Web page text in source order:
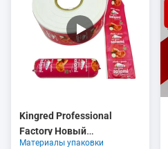
Kingred Professional
Factory Новый
полиамидный колбасный
Материалы упаковки